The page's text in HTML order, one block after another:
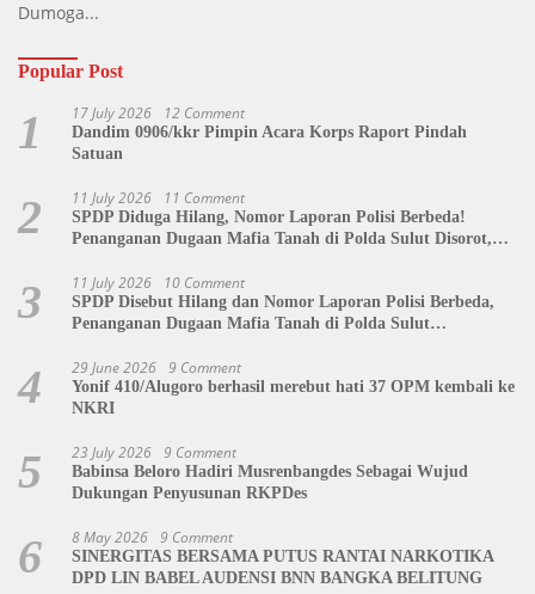
Dumoga...
Popular Post
1 17 July 2026 12 Comment
Dandim 0906/kkr Pimpin Acara Korps Raport Pindah
Satuan
2 11 July 2026 11 Comment
SPDP Diduga Hilang, Nomor Laporan Polisi Berbeda!
Penanganan Dugaan Mafia Tanah di Polda Sulut Disorot,
3 11 July 2026 10 Comment
SPDP Disebut Hilang dan Nomor Laporan Polisi Berbeda,
Penanganan Dugaan Mafia Tanah di Polda Sulut
4 29 June 2026 9 Comment
Yonif 410/Alugoro berhasil merebut hati 37 OPM kembali ke
NKRI
5 23 July 2026 9 Comment
Babinsa Beloro Hadiri Musrenbangdes Sebagai Wujud
Dukungan Penyusunan RKPDes
6 8 May 2026 9 Comment
SINERGITAS BERSAMA PUTUS RANTAI NARKOTIKA
DPD LIN BABEL AUDENSI BNN BANGKA BELITUNG